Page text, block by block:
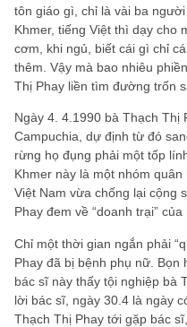
tôn giáo gì, chỉ là vài ba
Khmer, tiếng Việt thì dạy cho
cơm, khi ngủ, biết cái gì chỉ
thêm. Vậy mà bao nhiêu
Thị Phay liền tìm đường trốn
Ngày 4. 4.1990 bà Thạch
Campuchia, dự định từ đó
rừng họ đụng phải một tốp
Khmer này là một nhóm
Việt Nam vừa chống lại cộng
Phay đem về “doanh trại”
Chỉ một thời gian ngắn phải
Phay đã bị bệnh phụ nữ.
bác sĩ này thấy tội nghiệp bà
lời bác sĩ, ngày 30.4 là ngày
Thạch Thị Phay tới gặp bác